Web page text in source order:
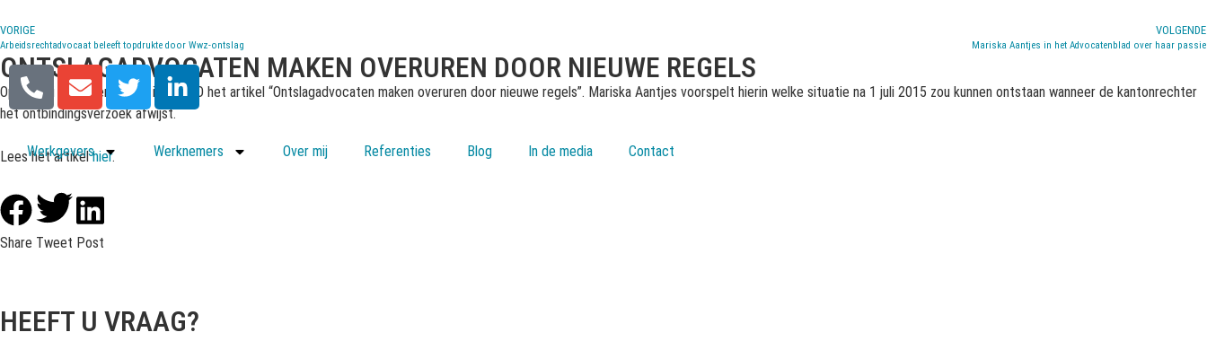
Werkgevers Werknemers Over mij Referenties Blog In de media Contact
VORIGE
Arbeidsrechtadvocaat beleeft topdrukte door Wwz-ontslag
VOLGENDE
Mariska Aantjes in het Advocatenblad over haar passie
ONTSLAGADVOCATEN MAKEN OVERUREN DOOR NIEUWE REGELS
Op 24 juni 2015 verscheen in het AD het artikel “Ontslagadvocaten maken overuren door nieuwe regels”. Mariska Aantjes voorspelt hierin welke situatie na 1 juli 2015 zou kunnen ontstaan wanneer de kantonrechter
het ontbindingsverzoek afwijst.
Lees het artikelhier.
Share Tweet Post
HEEFT U VRAAG?